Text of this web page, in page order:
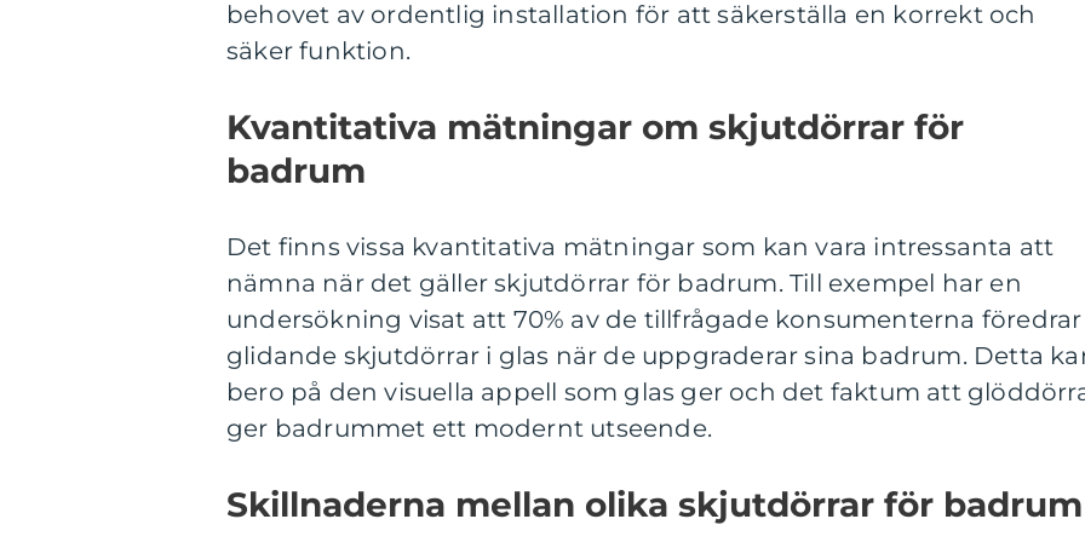
behovet av ordentlig installation för att säkerställa en korrekt och
säker funktion.
Kvantitativa mätningar om skjutdörrar för
badrum
Det finns vissa kvantitativa mätningar som kan vara intressanta att
nämna när det gäller skjutdörrar för badrum. Till exempel har en
undersökning visat att 70% av de tillfrågade konsumenterna föredrar
glidande skjutdörrar i glas när de uppgraderar sina badrum. Detta
bero på den visuella appell som glas ger och det faktum att
ger badrummet ett modernt utseende.
Skillnaderna mellan olika skjutdörrar för badrum